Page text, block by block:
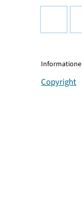
Copyright